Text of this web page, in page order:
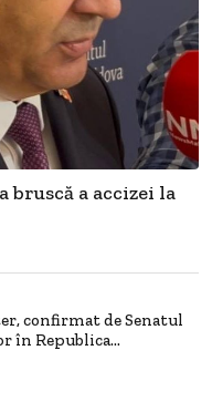
bruscă a accizei la
confirmat de Senatul
în Republica...